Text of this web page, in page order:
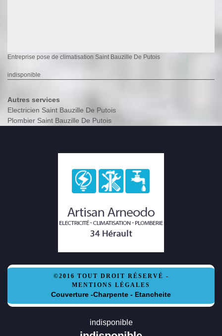
Entreprise pose de climatisation Saint Bauzille De Putois
indisponible
Autres services
Electricien Saint Bauzille De Putois
Plombier Saint Bauzille De Putois
©2016 TOUT DROIT RÉSERVÉ -
MENTIONS LÉGALES
Couverture -Charpente - Etancheite
indisponible